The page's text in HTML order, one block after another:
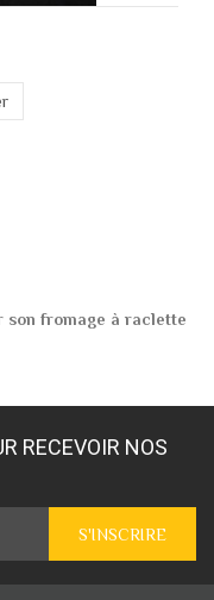
son fromage à raclette
RECEVOIR NOS
S'INSCRIRE